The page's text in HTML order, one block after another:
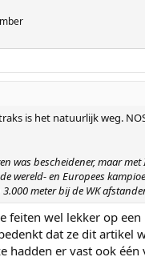
is het natuurlijk weg.
was bescheidener, maar met
wereld- en Europees
meter bij de WK
feiten wel lekker op
dat ze dit artikel
hadden er vast ook